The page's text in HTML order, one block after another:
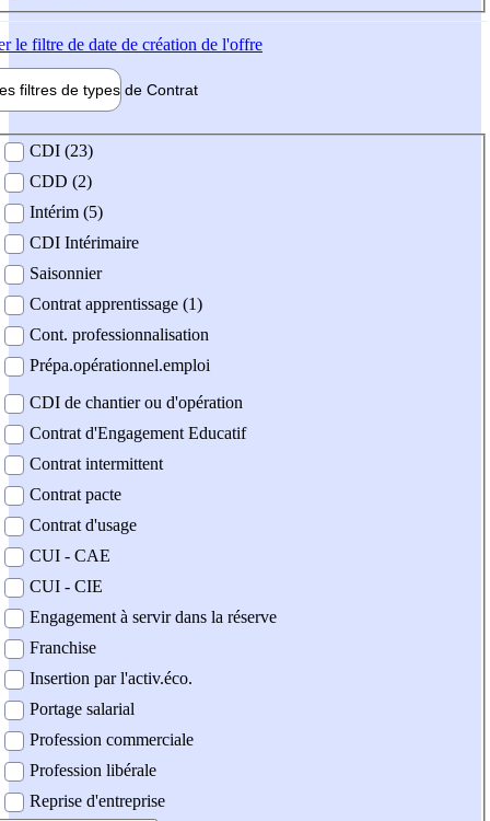
le filtre de date de création de l'offre
filtres de types de Contrat
contrat
CDI (23)
CDD (2)
Intérim (5)
CDI Intérimaire
Saisonnier
Contrat apprentissage (1)
Cont. professionnalisation
Prépa.opérationnel.emploi
CDI de chantier ou d'opération
Contrat d'Engagement Educatif
Contrat intermittent
Contrat pacte
Contrat d'usage
CUI - CAE
CUI - CIE
Engagement à servir dans la réserve
Franchise
Insertion par l'activ.éco.
Portage salarial
Profession commerciale
Profession libérale
Reprise d'entreprise